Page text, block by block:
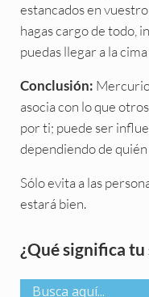
estancados en
hagas cargo de todo,
puedas llegar a la
Conclusión:
asocia con lo que
por ti; puede ser
dependiendo de
Sólo evita a las
estará bien.
Sidebar
¿Qué significa tu